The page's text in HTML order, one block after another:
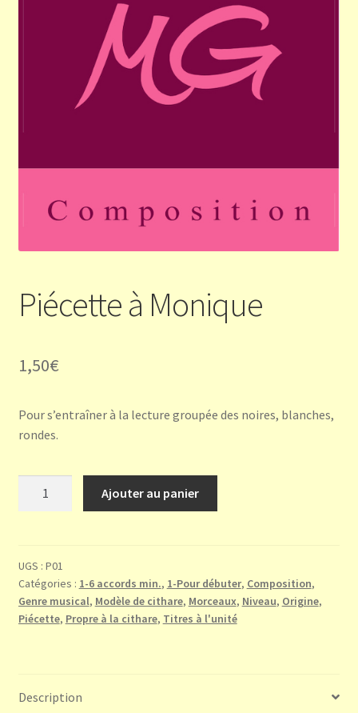
Piécette à Monique
1,50€
Pour s’entraîner à la lecture groupée des noires, blanches,
rondes.
Monique
Ajouter au panier
UGS : P01
Catégories : 1-6 accords min., 1-Pour débuter, Composition,
Genre musical, Modèle de cithare, Morceaux, Niveau, Origine,
Piécette, Propre à la cithare, Titres à l'unité
Description